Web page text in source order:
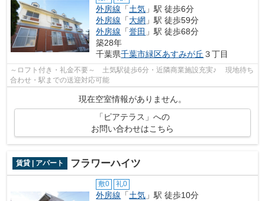
外房線 「土気 」駅 徒歩6分
外房線 「大網 」駅 徒歩59分
外房線 「誉田 」駅 徒歩68分
築28年
千葉県千葉市緑区あすみが丘 ３丁目
～ロフト付き・礼金不要～ 土気駅徒歩6分・近隣商業施設充実♪ 現地待ち
合わせ・駅までの送迎対応可能
現在空室情報がありません。
「ピアテラス」への
お問い合わせはこちら
賃貸 | アパート フラワーハイツ
敷0 礼0
外房線 「土気 」駅 徒歩10分